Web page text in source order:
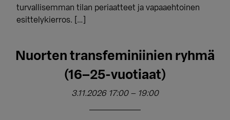
turvallisemman tilan periaatteet ja vapaaehtoinen
esittelykierros. […]
Nuorten transfeminiinien ryhmä
(16–25-vuotiaat)
3.11.2026 17:00– 19:00